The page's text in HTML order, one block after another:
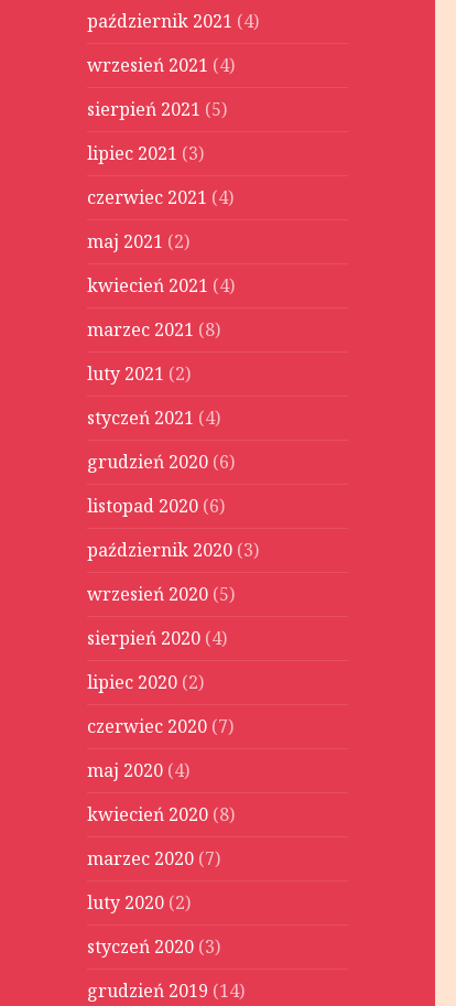
październik 2021 (4)
wrzesień 2021 (4)
sierpień 2021 (5)
lipiec 2021 (3)
czerwiec 2021 (4)
maj 2021 (2)
kwiecień 2021 (4)
marzec 2021 (8)
luty 2021 (2)
styczeń 2021 (4)
grudzień 2020 (6)
listopad 2020 (6)
październik 2020 (3)
wrzesień 2020 (5)
sierpień 2020 (4)
lipiec 2020 (2)
czerwiec 2020 (7)
maj 2020 (4)
kwiecień 2020 (8)
marzec 2020 (7)
luty 2020 (2)
styczeń 2020 (3)
grudzień 2019 (14)